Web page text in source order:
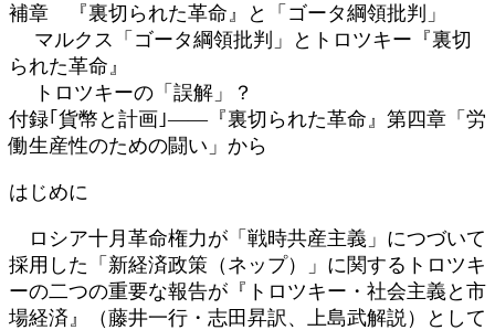
補章 『裏切られた革命』と「ゴータ綱領批判」
マルクス「ゴータ綱領批判」とトロツキー『裏切
られた革命』
トロツキーの「誤解」？
付録｢貨幣と計画｣――『裏切られた革命』第四章「労
働生産性のための闘い」から
はじめに
ロシア十月革命権力が「戦時共産主義」につづいて
採用した「新経済政策（ネップ）」に関するトロツキ
ーの二つの重要な報告が『トロツキー・社会主義と市
場経済』（藤井一行・志田昇訳、上島武解説）として